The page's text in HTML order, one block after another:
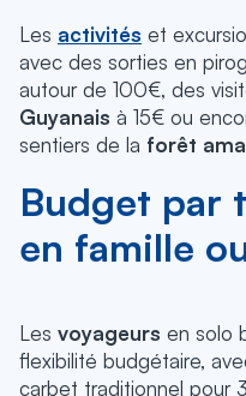
Les activités et
avec des sorties en
autour de 100€, des
Guyanais à 15€ ou
sentiers de la forêt
Budget par
en famille
Les voyageurs en solo
flexibilité budgétaire,
carbet traditionnel pour